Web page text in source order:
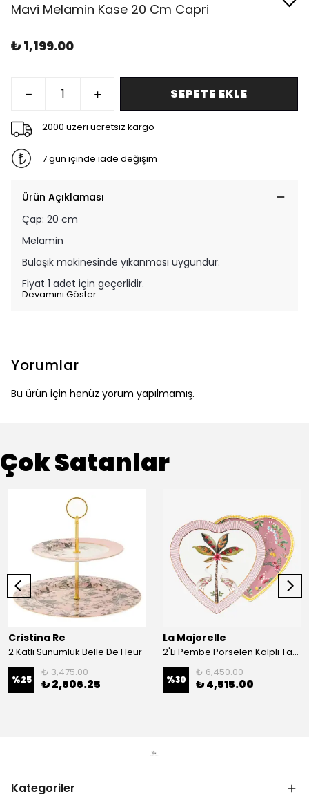
Mavi Melamin Kase 20 Cm Capri
₺ 1,199.00
SEPETE EKLE
2000 üzeri ücretsiz kargo
7 gün içinde iade değişim
Ürün Açıklaması
Çap: 20 cm
Melamin
Bulaşık makinesinde yıkanması uygundur.
Fiyat 1 adet için geçerlidir.
Devamını Göster
Yorumlar
Bu ürün için henüz yorum yapılmamış.
Çok Satanlar
Cristina Re
2 Katlı Sunumluk Belle De Fleur
%25
₺ 3,475.00
₺ 2,606.25
La Majorelle
2'Li Pembe Porselen Kalpli Tabak 21,5 Cm La Majorelle
%30
₺ 6,450.00
₺ 4,515.00
Kategoriler